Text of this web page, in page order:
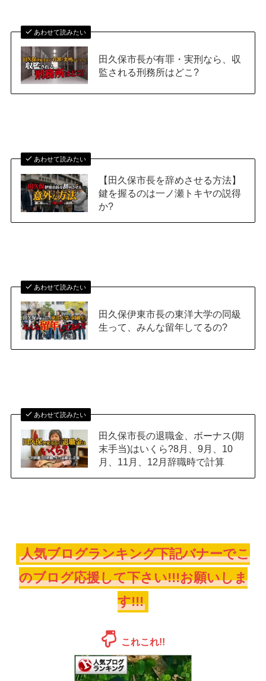
あわせて読みたい
田久保市長が有罪・実刑なら、収
監される刑務所はどこ?
あわせて読みたい
【田久保市長を辞めさせる方法】
鍵を握るのは一ノ瀬トキヤの説得
か?
あわせて読みたい
田久保伊東市長の東洋大学の同級
生って、みんな留年してるの?
あわせて読みたい
田久保市長の退職金、ボーナス(期
末手当)はいくら?8月、9月、10
月、11月、12月辞職時で計算
人気ブログランキング下記バナーでこ
のブログ応援して下さい!!!お願いしま
す!!!
これこれ!!